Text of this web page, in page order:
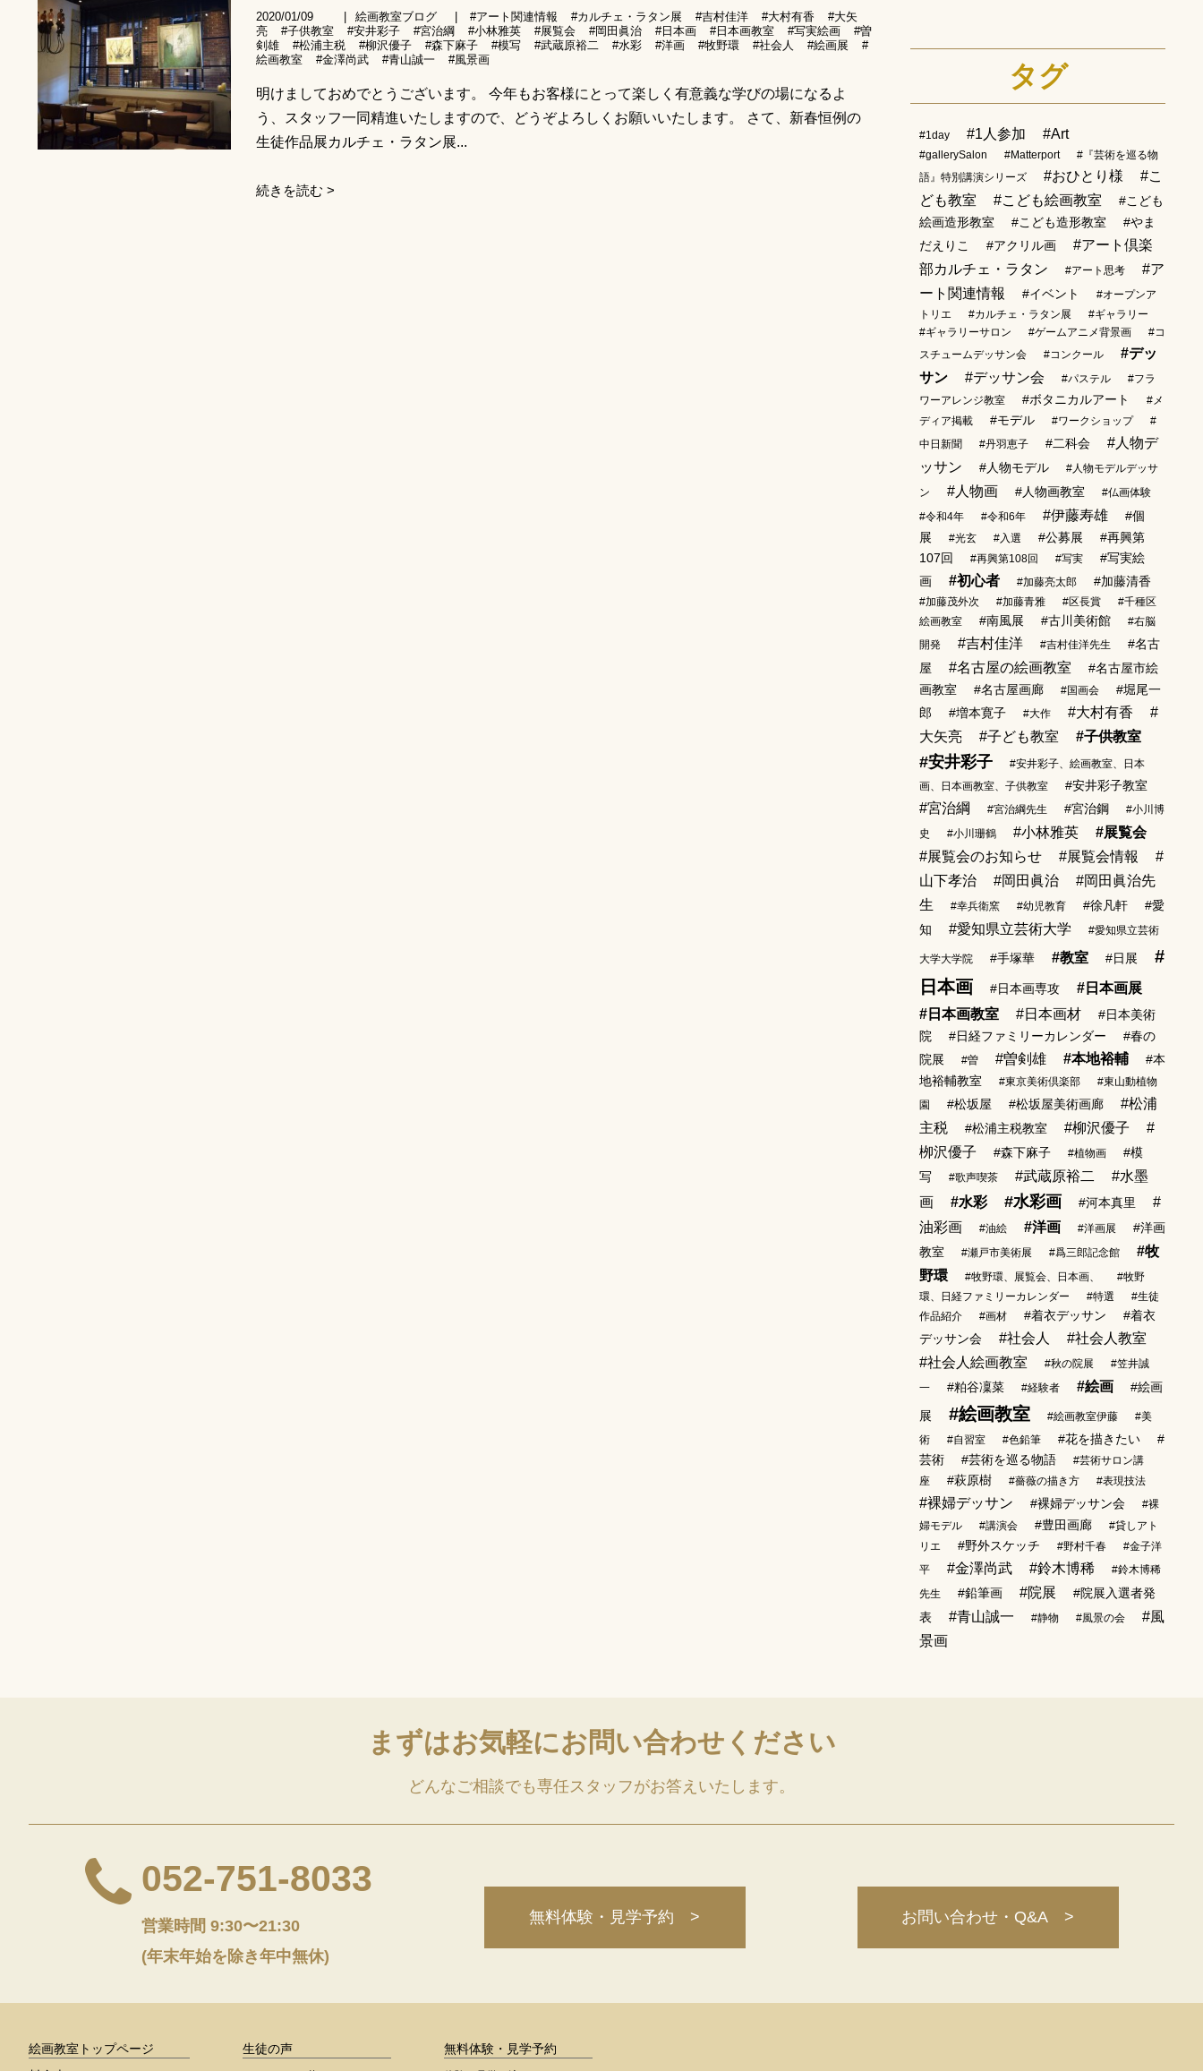
2020/01/09 絵画教室ブログ #アート関連情報 #カルチェ・ラタン展 #吉村佳洋 #大村有香
#大矢
亮
#子供教室 #安井彩子 #宮治綱 #小林雅英 #展覧会 #岡田眞治 #日本画 #日本画教室 #写実絵画
#曽
剣雄
#松浦主税 #柳沢優子 #森下麻子 #模写 #武蔵原裕二 #水彩 #洋画 #牧野環 #社会人 #絵画展
#
絵画教室
#金澤尚武 #青山誠一 #風景画
明けましておめでとうございます。 今年もお客様にとって楽しく有意義な学びの場になるよ
う、スタッフ一同精進いたしますので、どうぞよろしくお願いいたします。 さて、新春恒例の
生徒作品展カルチェ・ラタン展...
続きを読む >
タグ
#1day #1人参加 #Art
#gallerySalon #Matterport
#『芸術を巡る物
語』特別講演シリーズ
#おひとり様
#こ
ども教室
#こども絵画教室
#こども
絵画造形教室
#こども造形教室
#やま
だえりこ
#アクリル画
#アート倶楽
部カルチェ・ラタン
#アート思考
#ア
ート関連情報
#イベント
#オープンア
トリエ
#カルチェ・ラタン展
#ギャラリー
#ギャラリーサロン
#ゲームアニメ背景画
#コ
スチュームデッサン会
#コンクール
#デッ
サン
#デッサン会 #パステル
#フラ
ワーアレンジ教室
#ボタニカルアート
#メ
ディア掲載
#モデル #ワークショップ
#
中日新聞
#丹羽恵子 #二科会
#人物デ
ッサン
#人物モデル
#人物モデルデッサ
ン
#人物画 #人物画教室
#仏画体験
#令和4年
#令和6年 #伊藤寿雄
#個
展
#光玄 #入選 #公募展
#再興第
107回
#再興第108回 #写実
#写実絵
画
#初心者 #加藤亮太郎 #加藤清香
#加藤茂外次 #加藤青雅 #区長賞
#千種区
絵画教室
#南風展 #古川美術館
#右脳
開発
#吉村佳洋 #吉村佳洋先生
#名古
屋
#名古屋の絵画教室
#名古屋市絵
画教室
#名古屋画廊 #国画会
#堀尾一
郎
#増本寛子 #大作 #大村有香
#
大矢亮
#子ども教室 #子供教室
#安井彩子
#安井彩子、絵画教室、日本
画、日本画教室、子供教室
#安井彩子教室
#宮治綱 #宮治綱先生 #宮治鋼
#小川博
史
#小川珊鶴 #小林雅英
#展覧会
#展覧会のお知らせ
#展覧会情報
#
山下孝治
#岡田眞治
#岡田眞治先
生
#幸兵衛窯 #幼児教育 #徐凡軒
#愛
知
#愛知県立芸術大学 #愛知県立芸術
大学大学院 #手塚華 #教室 #日展
#
日本画
#日本画専攻
#日本画展
#日本画教室
#日本画材
#日本美術
院
#日経ファミリーカレンダー
#春の
院展
#曽 #曽剣雄 #本地裕輔
#本
地裕輔教室
#東京美術倶楽部
#東山動植物
園
#松坂屋 #松坂屋美術画廊
#松浦
主税
#松浦主税教室 #柳沢優子
#
栁沢優子
#森下麻子 #植物画
#模
写
#歌声喫茶 #武蔵原裕二
#水墨
画
#水彩 #水彩画 #河本真里
#
油彩画
#油絵 #洋画 #洋画展
#洋画
教室
#瀬戸市美術展 #爲三郎記念館
#牧
野環
#牧野環、展覧会、日本画、
#牧野
環、日経ファミリーカレンダー
#特選
#生徒
作品紹介
#画材 #着衣デッサン
#着衣
デッサン会
#社会人
#社会人教室
#社会人絵画教室
#秋の院展
#笠井誠
一
#粕谷凜菜 #経験者 #絵画
#絵画
展
#絵画教室 #絵画教室伊藤
#美
術
#自習室 #色鉛筆 #花を描きたい
#
芸術
#芸術を巡る物語
#芸術サロン講
座
#萩原樹 #薔薇の描き方 #表現技法
#裸婦デッサン #裸婦デッサン会
#裸
婦モデル
#講演会 #豊田画廊
#貸しアト
リエ
#野外スケッチ #野村千春
#金子洋
平
#金澤尚武 #鈴木博稀
#鈴木博稀
先生
#鉛筆画 #院展
#院展入選者発
表
#青山誠一 #静物 #風景の会
#風
景画
まずはお気軽にお問い合わせください
どんなご相談でも専任スタッフがお答えいたします。
052-751-8033
営業時間 9:30〜21:30
(年末年始を除き年中無休)
無料体験・見学予約 > お問い合わせ・Q&A >
絵画教室トップページ
生徒の声 無料体験・見学予約